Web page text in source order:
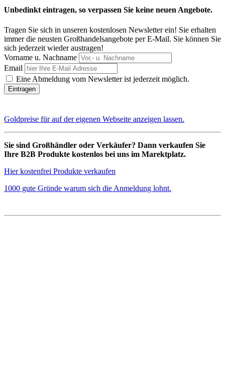
Unbedinkt eintragen, so verpassen Sie keine neuen Angebote.
Tragen Sie sich in unseren kostenlosen Newsletter ein! Sie erhalten
immer die neusten Großhandelsangebote per E-Mail. Sie können Sie
sich jederzeit wieder austragen!
Vorname u. Nachname
Email
Eine Abmeldung vom Newsletter ist jederzeit möglich.
Goldpreise für auf der eigenen Webseite anzeigen lassen.
Sie sind Großhändler oder Verkäufer? Dann verkaufen Sie
Ihre B2B Produkte kostenlos bei uns im Marektplatz.
Hier kostenfrei Produkte verkaufen
1000 gute Gründe warum sich die Anmeldung lohnt.